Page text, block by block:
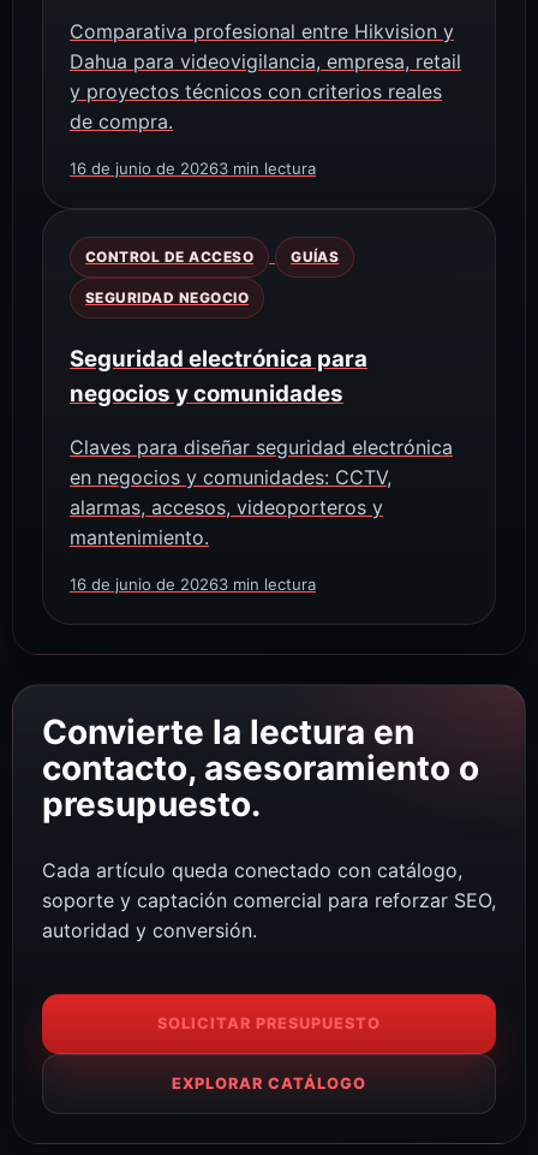
Comparativa profesional entre Hikvision y
Dahua para videovigilancia, empresa, retail
y proyectos técnicos con criterios reales
de compra.
16 de junio de 20263 min lectura
CONTROL DE ACCESO GUÍAS
SEGURIDAD NEGOCIO
Seguridad electrónica para
negocios y comunidades
Claves para diseñar seguridad electrónica
en negocios y comunidades: CCTV,
alarmas, accesos, videoporteros y
mantenimiento.
16 de junio de 20263 min lectura
Convierte la lectura en
contacto, asesoramiento o
presupuesto.
Cada artículo queda conectado con catálogo,
soporte y captación comercial para reforzar SEO,
autoridad y conversión.
SOLICITAR PRESUPUESTO
EXPLORAR CATÁLOGO